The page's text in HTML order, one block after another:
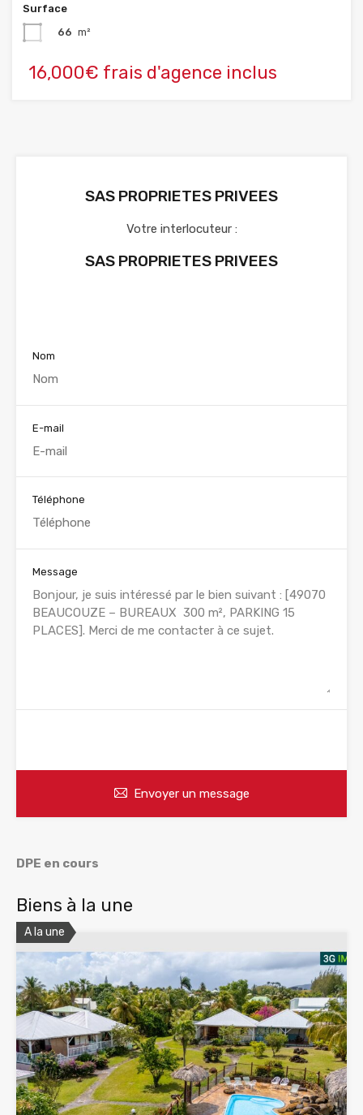
Surface
66 m²
16,000€ frais d'agence inclus
SAS PROPRIETES PRIVEES
Votre interlocuteur :
SAS PROPRIETES PRIVEES
Nom
E-mail
Téléphone
Message
Envoyer un message
DPE en cours
Biens à la une
A la une